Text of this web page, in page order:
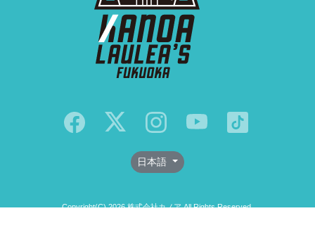
日本語
Copyright(C) 2026 株式会社カノア All Rights Reserved.